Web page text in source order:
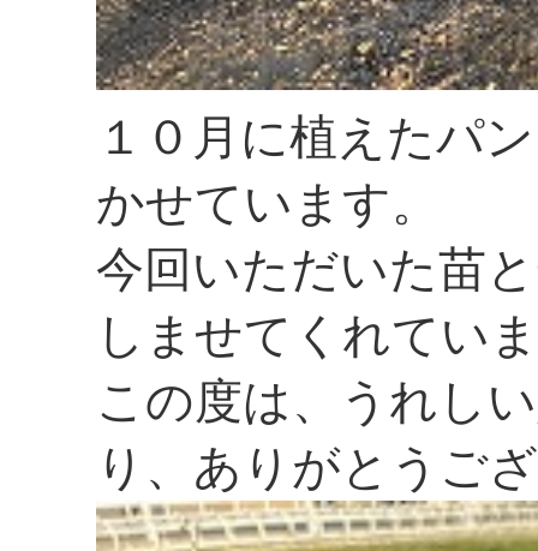
１０月に植えたパ
かせています。
今回いただいた苗
しませてくれてい
この度は、うれし
り、ありがとうご